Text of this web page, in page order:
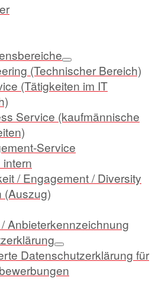
(Technischer Bereich)
(Tätigkeiten im IT
Service (kaufmännische
Service
intern
/ Engagement / Diversity
(Auszug)
Anbieterkennzeichnung
Datenschutzerklärung für